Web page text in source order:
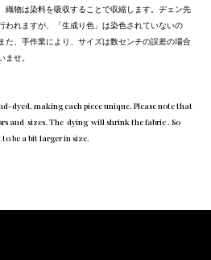
織物は染料を吸収することで収縮します。ヂェン先
われますが、「生成り色」は染色されていないの
た、手作業により、サイズは数センチの誤差の場合
せ。
dyed, making each piece unique. Please note that
and sizes. The dying will shrink the fabric . So
be a bit larger in size.